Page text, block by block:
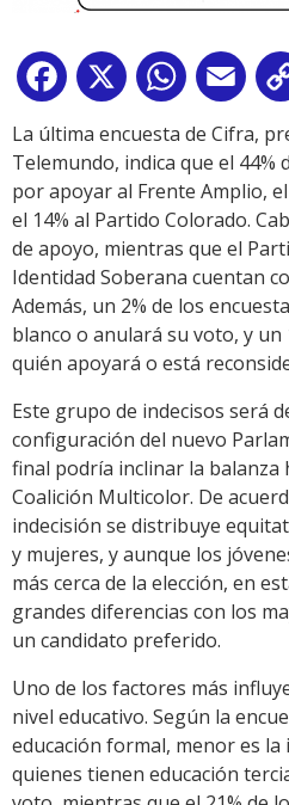
Facebook
X WhatsApp
La última encuesta de Cifra,
Telemundo, indica que el 44%
por apoyar al Frente Amplio,
el 14% al Partido Colorado.
de apoyo, mientras que el
Identidad Soberana cuentan
Además, un 2% de los
blanco o anulará su voto, y un
quién apoyará o está
Este grupo de indecisos será
configuración del nuevo
final podría inclinar la balanza
Coalición Multicolor. De
indecisión se distribuye
y mujeres, y aunque los
más cerca de la elección, en
grandes diferencias con los
un candidato preferido.
Uno de los factores más
nivel educativo. Según la
educación formal, menor es la
quienes tienen educación